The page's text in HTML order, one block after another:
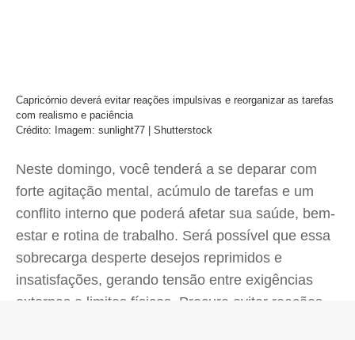
Capricórnio deverá evitar reações impulsivas e reorganizar as tarefas
com realismo e paciência
Crédito: Imagem: sunlight77 | Shutterstock
Neste domingo, você tenderá a se deparar com
forte agitação mental, acúmulo de tarefas e um
conflito interno que poderá afetar sua saúde, bem-
estar e rotina de trabalho. Será possível que essa
sobrecarga desperte desejos reprimidos e
insatisfações, gerando tensão entre exigências
externas e limites físicos. Procure evitar reações